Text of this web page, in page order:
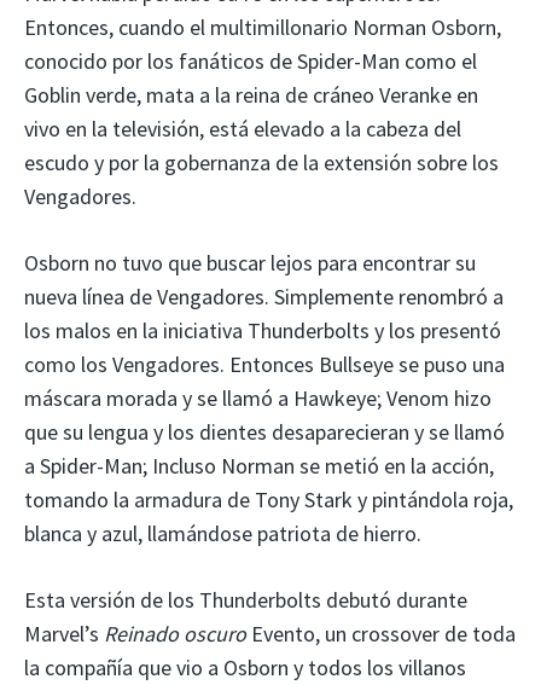
Entonces, cuando el multimillonario Norman Osborn,
conocido por los fanáticos de Spider-Man como el
Goblin verde, mata a la reina de cráneo Veranke en
vivo en la televisión, está elevado a la cabeza del
escudo y por la gobernanza de la extensión sobre los
Vengadores.
Osborn no tuvo que buscar lejos para encontrar su
nueva línea de Vengadores. Simplemente renombró a
los malos en la iniciativa Thunderbolts y los presentó
como los Vengadores. Entonces Bullseye se puso una
máscara morada y se llamó a Hawkeye; Venom hizo
que su lengua y los dientes desaparecieran y se llamó
a Spider-Man; Incluso Norman se metió en la acción,
tomando la armadura de Tony Stark y pintándola roja,
blanca y azul, llamándose patriota de hierro.
Esta versión de los Thunderbolts debutó durante
Marvel’s Reinado oscuroEvento, un crossover de toda
la compañía que vio a Osborn y todos los villanos